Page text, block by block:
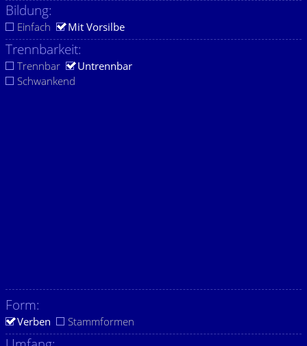
Bildung:
Einfach Mit Vorsilbe
Trennbarkeit:
Trennbar
Untrennbar
Schwankend
Form:
Verben Stammformen